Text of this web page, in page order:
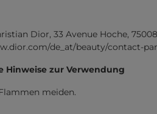
Dior, 33 Avenue Hoche,
de_at/beauty/contact-
Hinweise zur Verwendung
meiden.